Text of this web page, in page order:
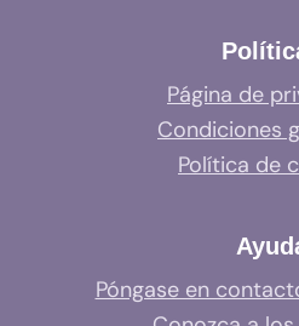
Página de
Condiciones
Política de
Póngase en